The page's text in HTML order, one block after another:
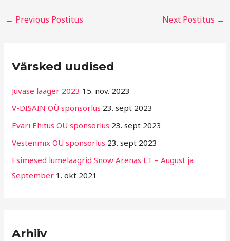
← Previous Postitus Next Postitus →
Värsked uudised
Juvase laager 2023 15. nov. 2023
V-DISAIN OÜ sponsorlus 23. sept 2023
Evari Ehitus OÜ sponsorlus 23. sept 2023
Vestenmix OÜ sponsorlus 23. sept 2023
Esimesed lumelaagrid Snow Arenas LT – August ja
September 1. okt 2021
Arhiiv
u
r
i
i
g
i
d